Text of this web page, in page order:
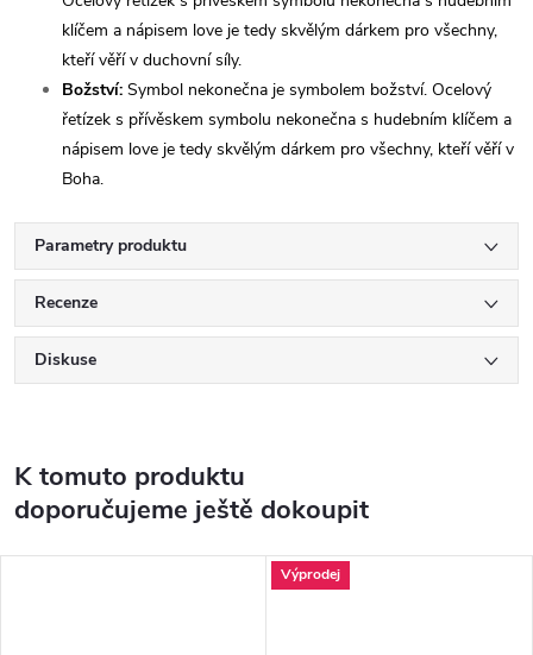
klíčem a nápisem love je tedy skvělým dárkem pro všechny,
kteří věří v duchovní síly.
Božství: Symbol nekonečna je symbolem božství. Ocelový
řetízek s přívěskem symbolu nekonečna s hudebním klíčem a
nápisem love je tedy skvělým dárkem pro všechny, kteří věří v
Boha.
Parametry produktu
Recenze
Diskuse
K tomuto produktu
doporučujeme ještě dokoupit
Výprodej